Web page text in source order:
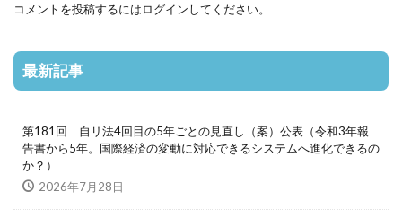
コメントを投稿するにはログインしてください。
最新記事
第181回 自リ法4回目の5年ごとの見直し（案）公表（令和3年報
告書から5年。国際経済の変動に対応できるシステムへ進化できるの
か？）
2026年7月28日